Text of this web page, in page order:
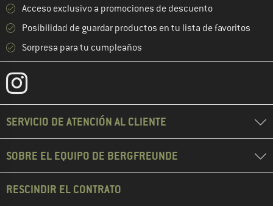
Acceso exclusivo a promociones de descuento
Posibilidad de guardar productos en tu lista de favoritos
Sorpresa para tu cumpleaños
SERVICIO DE ATENCIÓN AL CLIENTE
SOBRE EL EQUIPO DE BERGFREUNDE
RESCINDIR EL CONTRATO